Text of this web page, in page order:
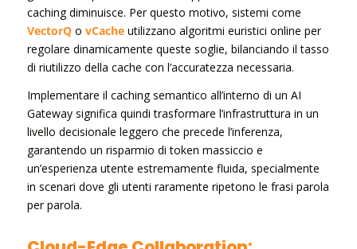
caching diminuisce. Per questo motivo, sistemi come
VectorQo vCacheutilizzano algoritmi euristici online per
regolare dinamicamente queste soglie, bilanciando il tasso
di riutilizzo della cache con l’accuratezza necessaria.
Implementare il caching semantico all’interno di un AI
Gateway significa quindi trasformare l’infrastruttura in un
livello decisionale leggero che precede l’inferenza,
garantendo un risparmio di token massiccio e
un’esperienza utente estremamente fluida, specialmente
in scenari dove gli utenti raramente ripetono le frasi parola
per parola.